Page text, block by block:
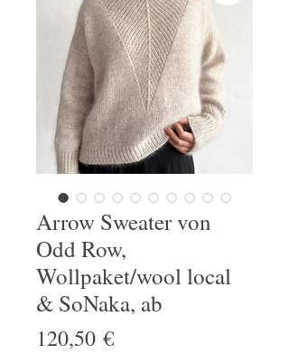
Arrow Sweater von
Odd Row,
Wollpaket/wool local
& SoNaka, ab
120,50 €Preis